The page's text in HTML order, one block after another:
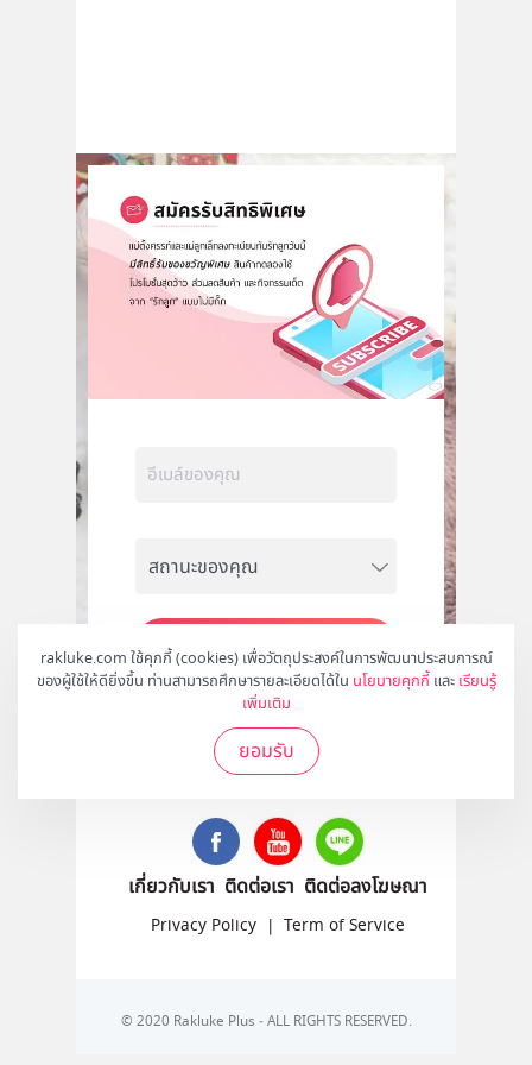
rakluke.com ใช้คุกกี้ (cookies) เพื่อวัตถุประสงค์ในการพัฒนาประสบการณ์
ของผู้ใช้ให้ดียิ่งขึ้น ท่านสามารถศึกษารายละเอียดได้ใน นโยบายคุกกี้ และ เรียนรู้
เพิ่มเติม
ยอมรับ
สมัคร
ติดตามเราได้ที่
เกี่ยวกับเรา ติดต่อเรา ติดต่อลงโฆษณา
Privacy Policy | Term of Service
© 2020 Rakluke Plus - ALL RIGHTS RESERVED.